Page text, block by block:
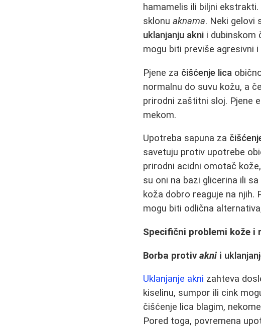
hamamelis ili biljni
sklonuaknama. Neki gelovi
uklanjanju akni i dubinskom
mogu biti previše agresivni
Pjene za čišćenje lica
normalnu do suvu kožu, a
prirodni zaštitni sloj. Pjene
mekom.
Upotreba sapuna za
savetuju protiv upotrebe
prirodni acidni omotač
su oni na bazi glicerina ili
koža dobro reaguje na njih.
mogu biti odlična
Specifični problemi kože i
Borba protivakni i
Uklanjanje akni zahteva
kiselinu, sumpor ili cink
čišćenje lica blagim,
Pored toga, povremena